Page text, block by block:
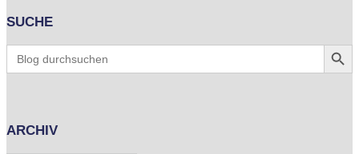
SUCHE
Search
for:
Search
ARCHIV